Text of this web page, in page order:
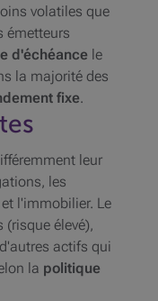
volatiles que
émetteurs
d'échéance le
la majorité des
fixe.
leur
les
l'immobilier. Le
élevé),
actifs qui
la politique